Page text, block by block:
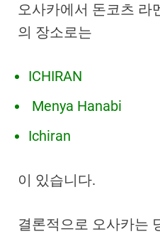
오사카에서 돈코츠 라
의 장소로는
ICHIRAN
Menya Hanabi
Ichiran
이 있습니다.
결론적으로 오사카는